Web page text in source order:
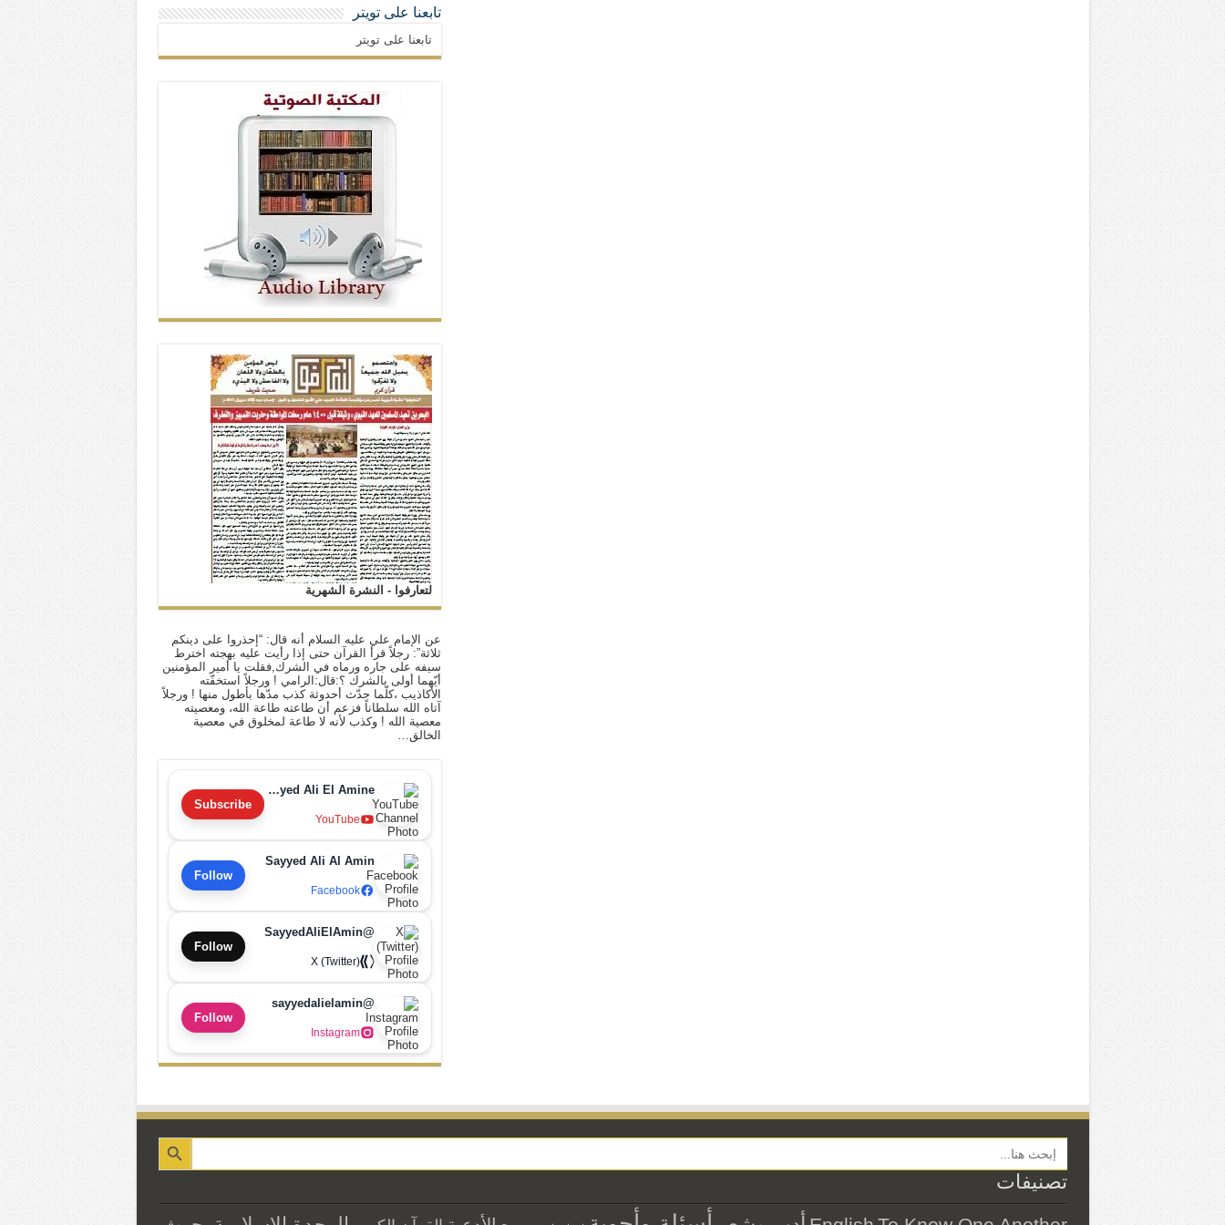
تابعنا على تويتر
تابعنا على تويتر
لتعارفوا - النشرة الشهرية
عن الإمام علي عليه السلام أنه قال: “إحذروا على دينكم
ثلاثة”: رجلاً قرأ القرآن حتى إذا رأيت عليه بهجته اخترط
سيفه على جاره ورماه في الشرك,فقلت يا أمير المؤمنين
أيّهما أولى بالشرك ؟:قال:الرامي ! ورجلاً استخفّته
الأكاذيب ،كلّما حدّث أحدوثة كذب مدّها بأطول منها ! ورجلاً
آتاه الله سلطاناً فزعم أن طاعته طاعة الله، ومعصيته
معصية الله ! وكذب لأنه لا طاعة لمخلوق في معصية
الخالق…
Sayyed Ali El Amine
YouTube
Subscribe
Sayyed Ali Al Amin
Facebook
Follow
@SayyedAliElAmin
X (Twitter)
Follow
@sayyedalielamin
Instagram
Follow
Search Button
تصنيفات